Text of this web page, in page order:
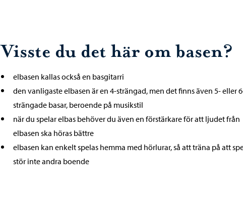
Visste du det här om basen?
elbasen kallas också en basgitarri
den vanligaste elbasen är en 4-strängad, men det finns även 5- eller
strängade basar, beroende på musikstil
när du spelar elbas behöver du även en förstärkare för att ljudet från
elbasen ska höras bättre
elbasen kan enkelt spelas hemma med hörlurar, så att träna på att
stör inte andra boende